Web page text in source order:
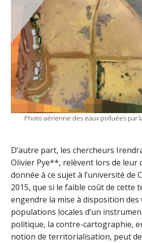
Photo aérienne des eaux polluées par
D’autre part, les chercheurs
Olivier Pye**, relèvent lors de leur
donnée à ce sujet à l’université de
2015, que si le faible coût de cette
engendre la mise à disposition des
populations locales d’un
politique, la contre-cartographie,
notion de territorialisation, peut